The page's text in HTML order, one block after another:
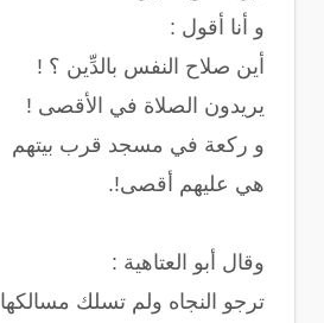
ﻭ ﺃﻧﺎ ﺃﻗﻮﻝ :
ﺃﻳﻦ ﺻﻼﺡ ﺍﻟﻨﻔﺲ ﺑﺎﻟﺪِّﻳﻦ ؟ !
ﻳﺮﻳﺪﻭﻥ ﺍﻟﺼﻼﺓ ﻓﻲ ﺍﻷﻗﺼﻰ !
ﻭ ﺭﻛﻌﺔ ﻓﻲ ﻣﺴﺠﺪ ﻗﺮﺏ ﺑﻴﺘﻬﻢ
ﻫﻲ ﻋﻠﻴﻬﻢ أقصى!.
وقال أبو العتاهية :
ترجو النجاه ولم تسلك مسالكها